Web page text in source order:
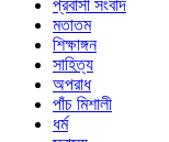
প্রবাসী সংবাদ
মতাতম
শিক্ষাঙ্গন
সাহিত্য
অপরাধ
পাঁচ মিশালী
ধর্ম